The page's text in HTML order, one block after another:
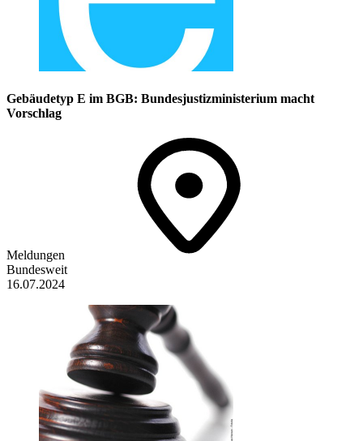
Gebäudetyp E im BGB: Bundesjustizministerium macht
Vorschlag
Meldungen
Bundesweit
16.07.2024